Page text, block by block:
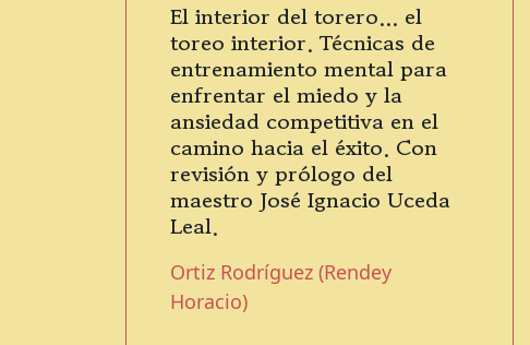
El interior del torero… el
toreo interior. Técnicas de
entrenamiento mental para
enfrentar el miedo y la
ansiedad competitiva en el
camino hacia el éxito. Con
revisión y prólogo del
maestro José Ignacio Uceda
Leal.
Ortiz Rodríguez (Rendey
Horacio)